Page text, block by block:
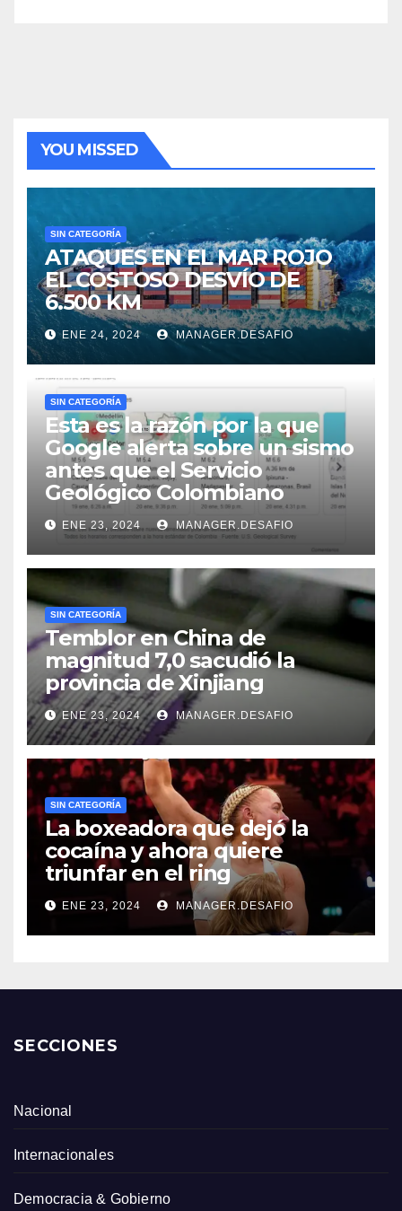
YOU MISSED
SIN CATEGORÍA
ATAQUES EN EL MAR ROJO
EL COSTOSO DESVÍO DE
6.500 KM
ENE 24, 2024 MANAGER.DESAFIO
SIN CATEGORÍA
Esta es la razón por la que
Google alerta sobre un sismo
antes que el Servicio
Geológico Colombiano
ENE 23, 2024 MANAGER.DESAFIO
SIN CATEGORÍA
Temblor en China de
magnitud 7,0 sacudió la
provincia de Xinjiang
ENE 23, 2024 MANAGER.DESAFIO
SIN CATEGORÍA
La boxeadora que dejó la
cocaína y ahora quiere
triunfar en el ring​
ENE 23, 2024 MANAGER.DESAFIO
SECCIONES
Nacional
Internacionales
Democracia & Gobierno